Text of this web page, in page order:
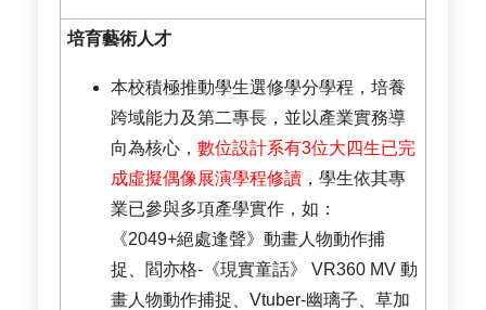
培育藝術人才
本校積極推動學生選修學分學程，培養
跨域能力及第二專長，並以產業實務導
向為核心，數位設計系有3位大四生已完
成虛擬偶像展演學程修讀 ，學生依其專
業已參與多項產學實作，如：
《2049+絕處逢聲》動畫人物動作捕
捉、閻亦格-《現實童話》 VR360 MV 動
畫人物動作捕捉、Vtuber-幽璃子、草加